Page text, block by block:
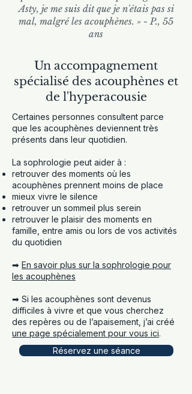
Asty, je me suis dit que je n'étais pas si
mal, malgré les acouphènes. » - P., 55
ans
Un accompagnement
spécialisé des acouphènes et
de l'hyperacousie
Certaines personnes consultent parce
que les acouphènes deviennent très
présents dans leur quotidien.
La sophrologie peut aider à :
retrouver des moments où les
acouphènes prennent moins de place
mieux vivre le silence
retrouver un sommeil plus serein
retrouver le plaisir des moments en
famille, entre amis ou lors de vos activités
du quotidien
➡ En savoir plus sur la sophrologie pour
les acouphènes
➡ Si les acouphènes sont devenus
difficiles à vivre et que vous cherchez
des repères ou de l’apaisement, j’ai créé
une page spécialement pour vous ici.
Réservez une séance